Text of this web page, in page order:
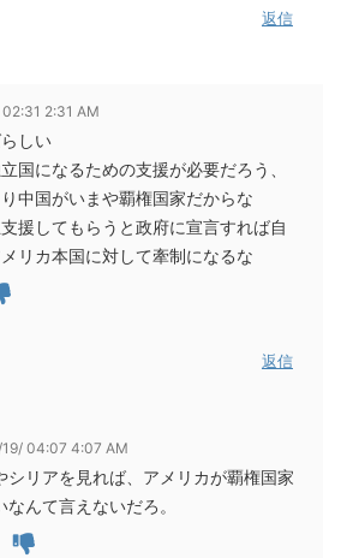
返信
2:31 AM
しい
国になるための支援が必要だろう、
中国がいまや覇権国家だからな
援してもらうと政府に宣言すれば自
リカ本国に対して牽制になるな
返信
04:07 4:07 AM
シリアを見れば、アメリカが覇権国家
なんて言えないだろ。